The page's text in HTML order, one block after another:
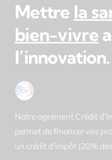
Mettre la
bien-vivre
l’innovation.
Notre agrément Crédit
permet de financer vos
un crédit d’impôt (20%